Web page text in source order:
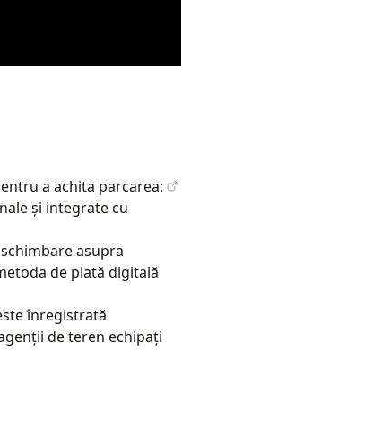
a achita parcarea:
și integrate cu
asupra
de plată digitală
înregistrată
de teren echipați